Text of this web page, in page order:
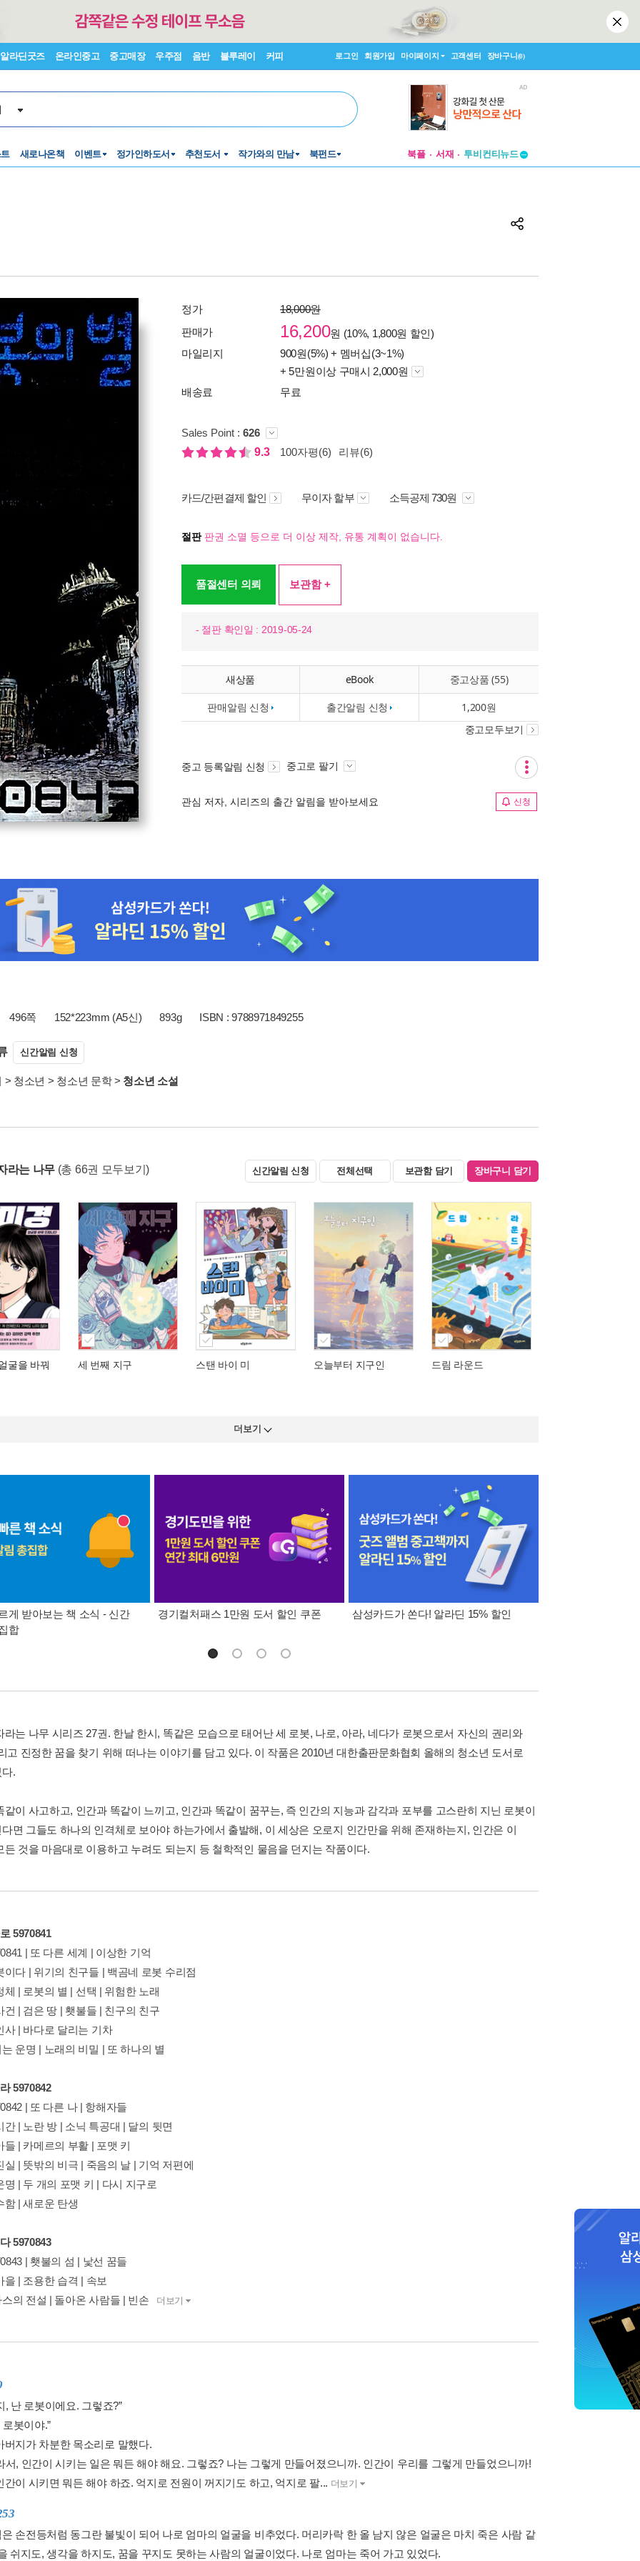
알라딘굿즈 온라인중고 중고매장 우주점 음반 블루레이 커피 로그인 회원가입 마이페이지 고객센터 장바구니(0)
새로나온책 이벤트 정가인하도서 추천도서 작가와의 만남 북펀드 북플 서재
투비컨티뉴드
정가
18,000원
판매가
16,200원 (10%, 1,800원 할인)
마일리지
900원(5%) + 멤버십(3~1%)
+ 5만원이상 구매시 2,000원
배송료
무료
Sales Point : 626
9.3
100자평(6) 리뷰(6)
카드/간편결제 할인 무이자 할부 소득공제 730원
절판판권 소멸 등으로 더 이상 제작, 유통 계획이 없습니다.
품절센터 의뢰 보관함 +
- 절판 확인일 : 2019-05-24
새상품 eBook 중고상품 (55)
판매알림 신청 출간알림 신청 1,200원
중고모두보기
중고 등록알림 신청 중고로 팔기
관심 저자, 시리즈의 출간 알림을 받아보세요 신청
496쪽 152*223mm (A5신) 893g ISBN : 9788971849255
신간알림 신청
> 청소년 > 청소년 문학> 청소년 소설
라는 나무 (총 66권 모두보기) 신간알림 신청 전체선택 보관함 담기 장바구니 담기
굴을 바꿔 세 번째 지구 스탠 바이 미 오늘부터 지구인 드림 라운드
더보기
게 받아보는 책 소식 - 신간
합
경기컬처패스 1만원 도서 할인 쿠폰 삼성카드가 쏜다! 알라딘 15% 할인
라는 나무 시리즈 27권. 한날 한시, 똑같은 모습으로 태어난 세 로봇, 나로, 아라, 네다가 로봇으로서 자신의 권리와
고 진정한 꿈을 찾기 위해 떠나는 이야기를 담고 있다. 이 작품은 2010년 대한출판문화협회 올해의 청소년 도서로
.
같이 사고하고, 인간과 똑같이 느끼고, 인간과 똑같이 꿈꾸는, 즉 인간의 지능과 감각과 포부를 고스란히 지닌 로봇이
면 그들도 하나의 인격체로 보아야 하는가에서 출발해, 이 세상은 오로지 인간만을 위해 존재하는지, 인간은 이
든 것을 마음대로 이용하고 누려도 되는지 등 철학적인 물음을 던지는 작품이다.
5970841
| 또 다른 세계 | 이상한 기억
이다 | 위기의 친구들 | 백곰네 로봇 수리점
체 | 로봇의 별 | 선택 | 위험한 노래
건 | 검은 땅 | 횃불들 | 친구의 친구
사 | 바다로 달리는 기차
운명 | 노래의 비밀 | 또 하나의 별
5970842
| 또 다른 나 | 항해자들
간 | 노란 방 | 소닉 특공대 | 달의 뒷면
들 | 카메르의 부활 | 포맷 키
실 | 뜻밖의 비극 | 죽음의 날 | 기억 저편에
명 | 두 개의 포맷 키 | 다시 지구로
함 | 새로운 탄생
5970843
| 횃불의 섬 | 낯선 꿈들
을 | 조용한 습격 | 속보
의 전설 | 돌아온 사람들 | 빈손
더보기
, 난 로봇이에요. 그렇죠?”
로봇이야.”
버지가 차분한 목소리로 말했다.
서, 인간이 시키는 일은 뭐든 해야 해요. 그렇죠? 나는 그렇게 만들어졌으니까. 인간이 우리를 그렇게 만들었으니까!
간이 시키면 뭐든 해야 하죠. 억지로 전원이 꺼지기도 하고, 억지로 팔... 더보기
손전등처럼 동그란 불빛이 되어 나로 엄마의 얼굴을 비추었다. 머리카락 한 올 남지 않은 얼굴은 마치 죽은 사람 같
쉬지도, 생각을 하지도, 꿈을 꾸지도 못하는 사람의 얼굴이었다. 나로 엄마는 죽어 가고 있었다.